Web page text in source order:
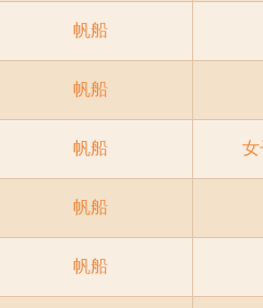
帆船
帆船
帆船 女
帆船
帆船